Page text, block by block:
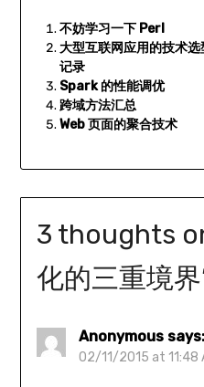
不妨学习一下 Perl
大型互联网应用的技术
记录
Spark 的性能调优
跨域方法汇总
Web 页面的聚合技术
3 thoughts
化的三重境界
Anonymous says:
02/11/2015 at 11:48